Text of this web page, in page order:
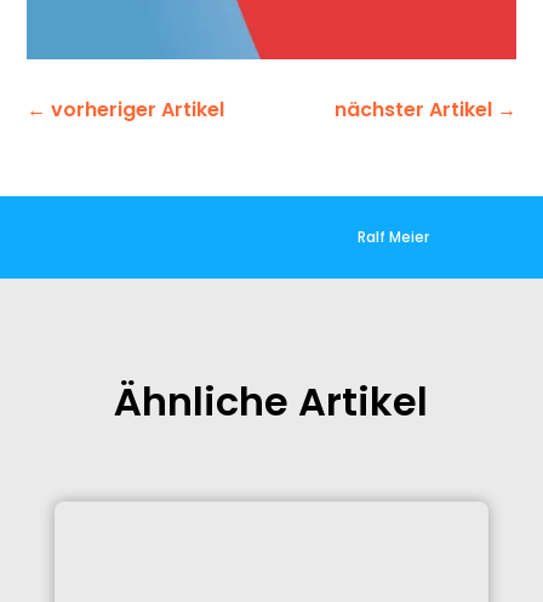
←vorheriger Artikel nächster Artikel→
Ralf Meier
Ähnliche Artikel